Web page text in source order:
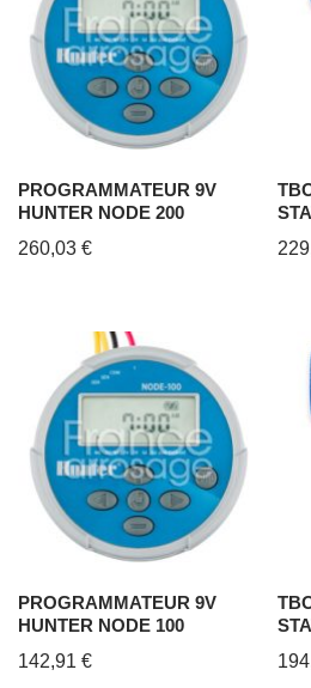
PROGRAMMATEUR 9V
HUNTER NODE 200
260,03 €
PROGRAMMATEUR 9V
HUNTER NODE 100
142,91 €